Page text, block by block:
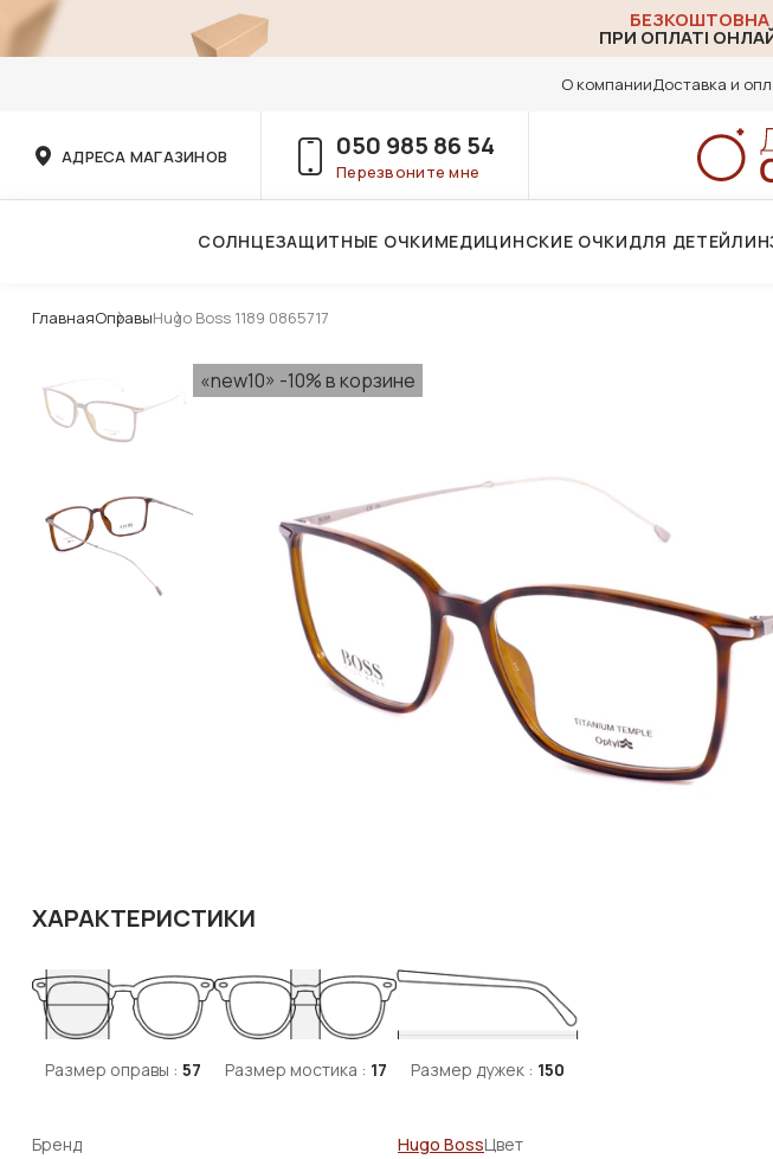
ПРИ ОПЛАТІ
О компанииДоставка и
АДРЕСА МАГАЗИНОВ 050 985 86 54
Перезвоните мне
СОЛНЦЕЗАЩИТНЫЕ ОЧКИМЕДИЦИНСКИЕ ОЧКИДЛЯ ДЕТЕЙ
ГлавнаяОправыHugo Boss 1189 0865717
«new10» -10% в корзине
ХАРАКТЕРИСТИКИ
Размер оправы : 57 Размер мостика : 17 Размер дужек : 150
Бренд Hugo BossЦвет